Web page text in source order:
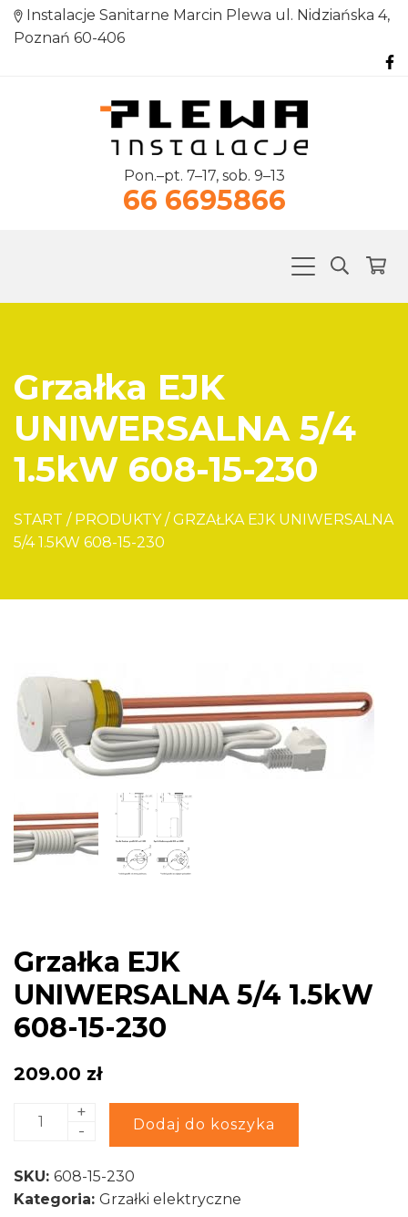
Instalacje Sanitarne Marcin Plewa ul. Nidziańska 4,
Poznań 60-406
Pon.–pt. 7–17, sob. 9–13
66 6695866
Grzałka EJK
UNIWERSALNA 5/4
1.5kW 608-15-230
START / PRODUKTY / GRZAŁKA EJK UNIWERSALNA
5/4 1.5KW 608-15-230
Grzałka EJK
UNIWERSALNA 5/4 1.5kW
608-15-230
209.00 zł
ilość
UNIWERSALNA
5/4
+
-
Dodaj do koszyka
Alternative:
SKU: 608-15-230
Kategoria: Grzałki elektryczne